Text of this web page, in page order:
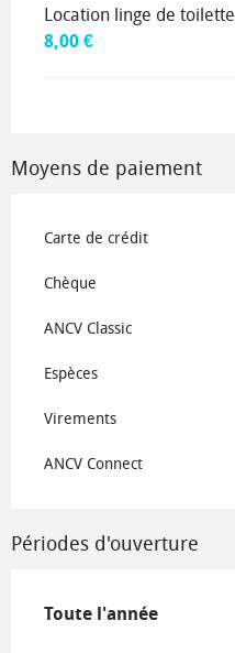
Location linge de toilette
8,00 €
Moyens de paiement
Carte de crédit
Chèque
ANCV Classic
Espèces
Virements
ANCV Connect
Périodes d'ouverture
Toute l'année
Toute l'année